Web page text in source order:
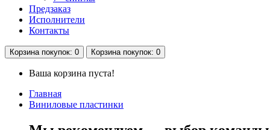
Предзаказ
Исполнители
Контакты
Корзина покупок: 0 Корзина покупок: 0
Ваша корзина пуста!
Главная
Виниловые пластинки